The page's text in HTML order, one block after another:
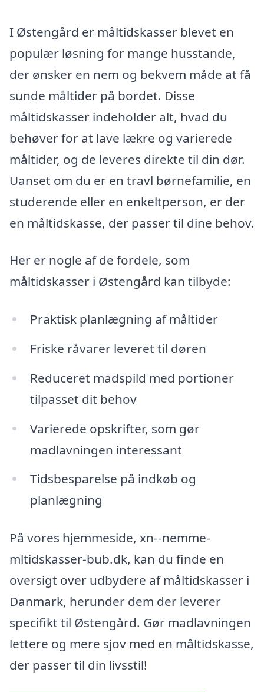
I Østengård er måltidskasser blevet en
populær løsning for mange husstande,
der ønsker en nem og bekvem måde at få
sunde måltider på bordet. Disse
måltidskasser indeholder alt, hvad du
behøver for at lave lækre og varierede
måltider, og de leveres direkte til din dør.
Uanset om du er en travl børnefamilie, en
studerende eller en enkeltperson, er der
en måltidskasse, der passer til dine behov.
Her er nogle af de fordele, som
måltidskasser i Østengård kan tilbyde:
Praktisk planlægning af måltider
Friske råvarer leveret til døren
Reduceret madspild med portioner
tilpasset dit behov
Varierede opskrifter, som gør
madlavningen interessant
Tidsbesparelse på indkøb og
planlægning
På vores hjemmeside, xn--nemme-
mltidskasser-bub.dk, kan du finde en
oversigt over udbydere af måltidskasser i
Danmark, herunder dem der leverer
specifikt til Østengård. Gør madlavningen
lettere og mere sjov med en måltidskasse,
der passer til din livsstil!